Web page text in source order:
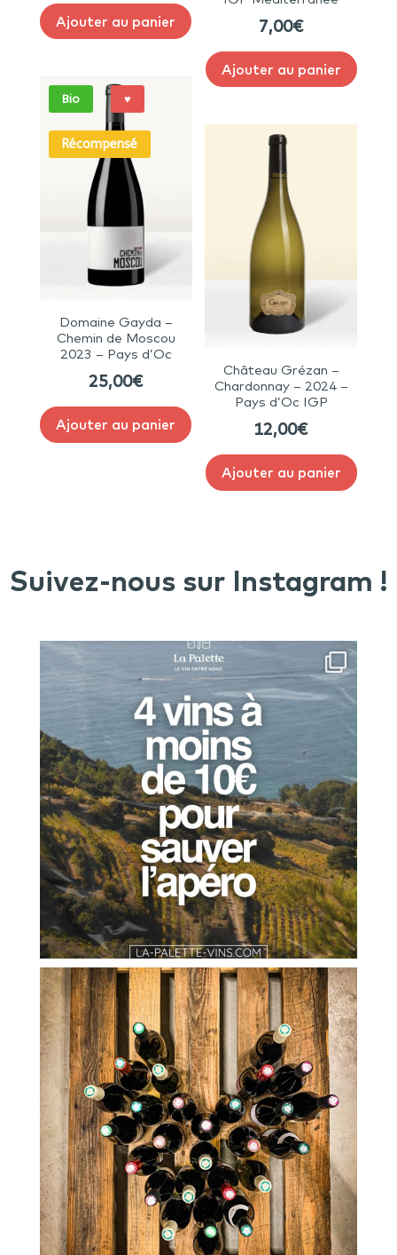
Ajouter au panier 7,00€
Ajouter au panier
Bio ♥
Récompensé
Domaine Gayda –
Chemin de Moscou
2023 – Pays d’Oc
25,00€
Ajouter au panier
Château Grézan –
Chardonnay – 2024 –
Pays d’Oc IGP
12,00€
Ajouter au panier
Suivez-nous sur Instagram !